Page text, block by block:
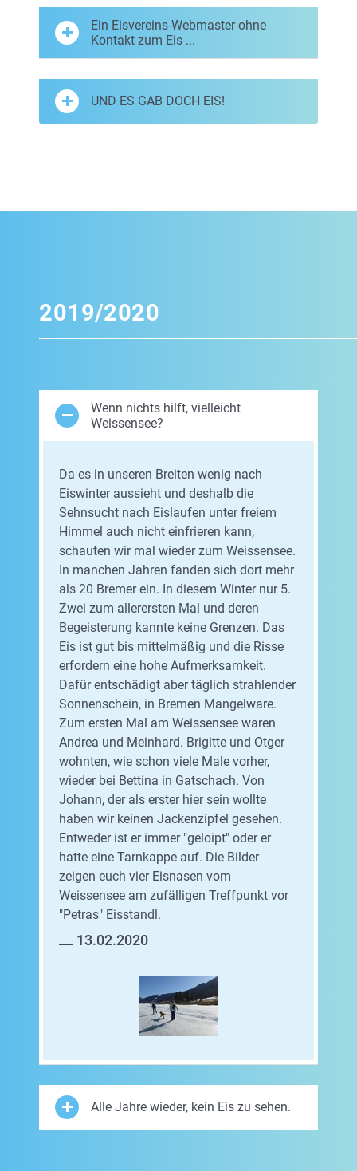
Ein Eisvereins-Webmaster ohne
Kontakt zum Eis ...
UND ES GAB DOCH EIS!
2019/2020
Wenn nichts hilft, vielleicht
Weissensee?
Da es in unseren Breiten wenig nach
Eiswinter aussieht und deshalb die
Sehnsucht nach Eislaufen unter freiem
Himmel auch nicht einfrieren kann,
schauten wir mal wieder zum Weissensee.
In manchen Jahren fanden sich dort mehr
als 20 Bremer ein. In diesem Winter nur 5.
Zwei zum allerersten Mal und deren
Begeisterung kannte keine Grenzen. Das
Eis ist gut bis mittelmäßig und die Risse
erfordern eine hohe Aufmerksamkeit.
Dafür entschädigt aber täglich strahlender
Sonnenschein, in Bremen Mangelware.
Zum ersten Mal am Weissensee waren
Andrea und Meinhard. Brigitte und Otger
wohnten, wie schon viele Male vorher,
wieder bei Bettina in Gatschach. Von
Johann, der als erster hier sein wollte
haben wir keinen Jackenzipfel gesehen.
Entweder ist er immer "geloipt" oder er
hatte eine Tarnkappe auf. Die Bilder
zeigen euch vier Eisnasen vom
Weissensee am zufälligen Treffpunkt vor
"Petras" Eisstandl.
13.02.2020
Alle Jahre wieder, kein Eis zu sehen.